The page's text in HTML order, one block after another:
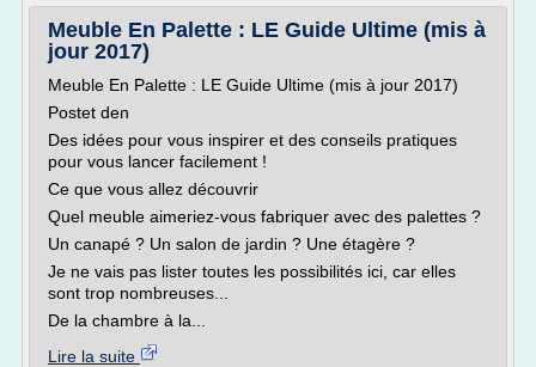
Meuble En Palette : LE Guide Ultime (mis à
jour 2017)
Meuble En Palette : LE Guide Ultime (mis à jour 2017)
Postet den
Des idées pour vous inspirer et des conseils pratiques
pour vous lancer facilement !
Ce que vous allez découvrir
Quel meuble aimeriez-vous fabriquer avec des palettes ?
Un canapé ? Un salon de jardin ? Une étagère ?
Je ne vais pas lister toutes les possibilités ici, car elles
sont trop nombreuses...
De la chambre à la...
Lire la suite